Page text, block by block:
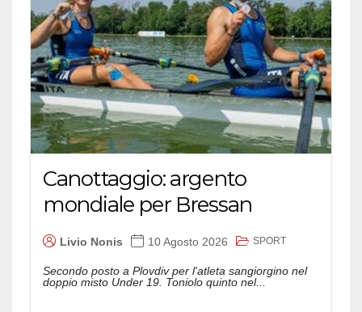
Canottaggio: argento
mondiale per Bressan
Livio Nonis 10 Agosto 2026 SPORT
Secondo posto a Plovdiv per l'atleta sangiorgino nel
doppio misto Under 19. Toniolo quinto nel...